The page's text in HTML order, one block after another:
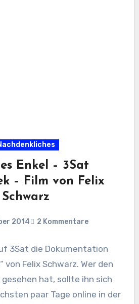
Enkel – 3Sat
– Film von Felix
Schwarz
2014 2 Kommentare
3Sat die Dokumentation
von Felix Schwarz. Wer den
hat, sollte ihn sich
paar Tage online in der